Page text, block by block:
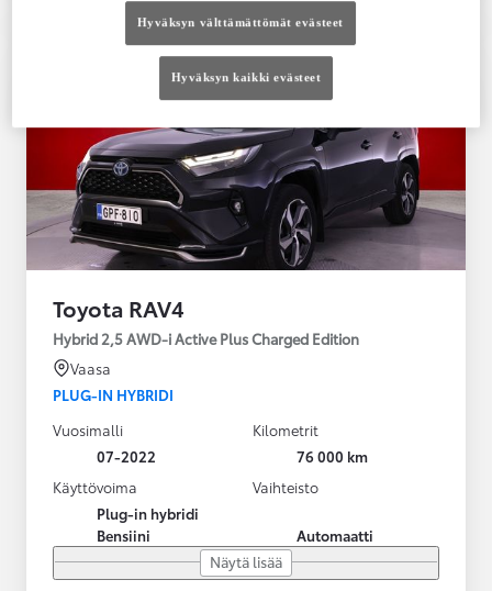
Toyota RAV4
Hybrid 2,5 AWD-i Active Plus Charged Edition
Vaasa
PLUG-IN HYBRIDI
Vuosimalli
07-2022
Kilometrit
76 000 km
Käyttövoima
Plug-in hybridi
Bensiini
Vaihteisto
Automaatti
Näytä lisää
Hyväksyn välttämättömät evästeet
Hyväksyn kaikki evästeet